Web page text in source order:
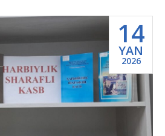
14
YAN
2026